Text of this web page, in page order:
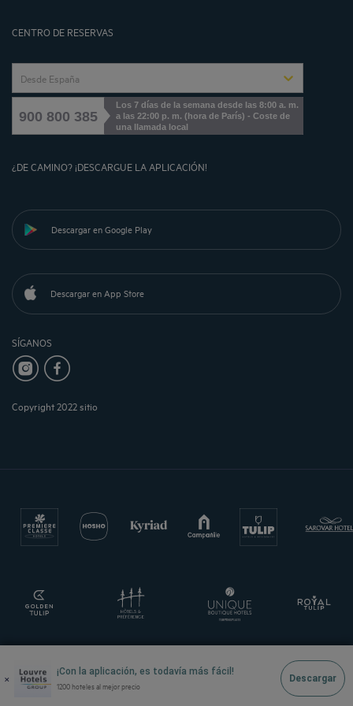
CENTRO DE RESERVAS
Desde España
900 800 385
Los 7 días de la semana desde las 8:00 a. m.
a las 22:00 p. m. (hora de París) - Coste de
una llamada local
¿DE CAMINO? ¡DESCARGUE LA APLICACIÓN!
Descargar en Google Play
Descargar en App Store
SÍGANOS
Copyright 2022 sitio
× ¡Con la aplicación, es todavía más fácil!
1200 hoteles al mejor precio
Descargar